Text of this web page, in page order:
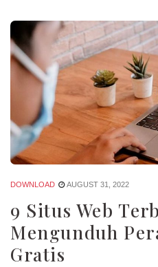
DOWNLOAD AUGUST 31, 2022
9 Situs Web
Mengunduh
Gratis